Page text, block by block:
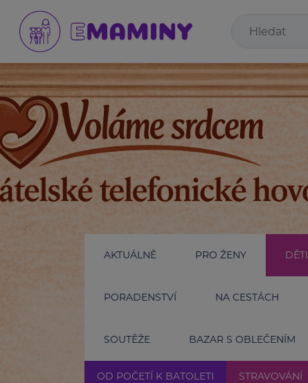
AKTUÁLNĚ PRO ŽENY DĚTI
PORADENSTVÍ NA CESTÁCH
SOUTĚŽE BAZAR S OBLEČENÍM
OD POČETÍ K BATOLETI STRAVOVÁNÍ